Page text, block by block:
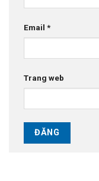
Email *
Trang web